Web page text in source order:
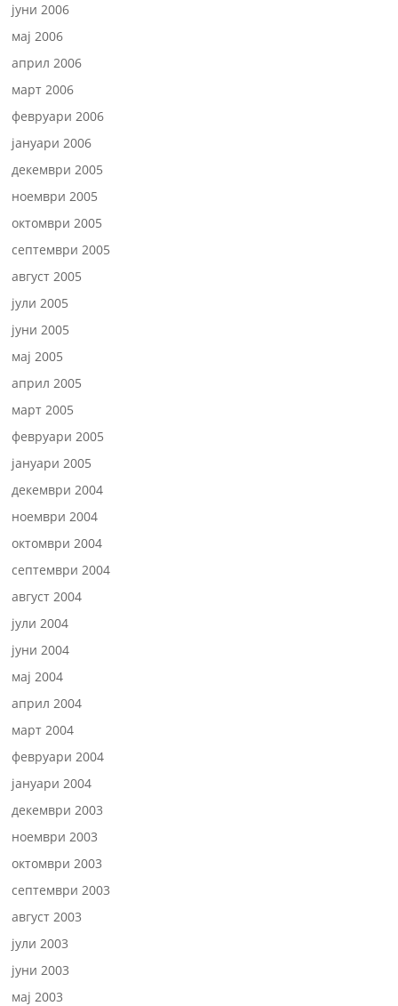
јуни 2006
мај 2006
април 2006
март 2006
февруари 2006
јануари 2006
декември 2005
ноември 2005
октомври 2005
септември 2005
август 2005
јули 2005
јуни 2005
мај 2005
април 2005
март 2005
февруари 2005
јануари 2005
декември 2004
ноември 2004
октомври 2004
септември 2004
август 2004
јули 2004
јуни 2004
мај 2004
април 2004
март 2004
февруари 2004
јануари 2004
декември 2003
ноември 2003
октомври 2003
септември 2003
август 2003
јули 2003
јуни 2003
мај 2003